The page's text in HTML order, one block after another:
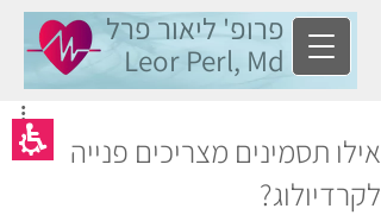
פרופ' ליאור פרל
Leor Perl, Md
אילו תסמינים מצריכים פנייה
לקרדיולוג?